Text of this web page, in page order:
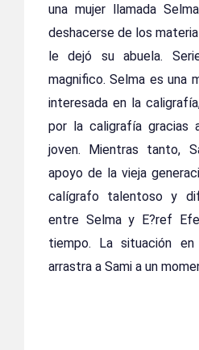
una mujer llamada
deshacerse de los
le dejó su abuela.
magnifico. Selma es una
interesada en la
por la caligrafía gracias
joven. Mientras tanto,
apoyo de la vieja
calígrafo talentoso y
entre Selma y E?ref
tiempo. La situación
arrastra a Sami a un